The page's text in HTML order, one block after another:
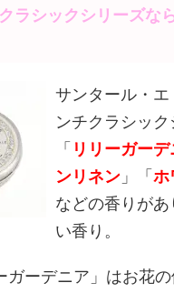
ラシックシリーズな
サンタール・
ンチクラシッ
「 リリーガー
ンリネン 」「 ホ
などの香りが
い香り。
ガーデニア」はお花